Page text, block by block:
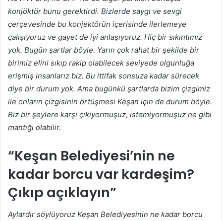
konjöktör bunu gerektirdi. Bizlerde saygı ve sevgi
çerçevesinde bu konjektörün içerisinde ilerlemeye
çalışıyoruz ve gayet de iyi anlaşıyoruz. Hiç bir sıkıntımız
yok. Bugün şartlar böyle. Yarın çok rahat bir şekilde bir
birimiz elini sıkıp rakip olabilecek seviyede olgunluğa
erişmiş insanlarız biz. Bu ittifak sonsuza kadar sürecek
diye bir durum yok. Ama bugünkü şartlarda bizim çizgimiz
ile onların çizgisinin örtüşmesi Keşan için de durum böyle.
Biz bir şeylere karşı çıkıyormuşuz, istemiyormuşuz ne gibi
mantığı olabilir.
“Keşan Belediyesi’nin ne
kadar borcu var kardeşim?
Çıkıp açıklayın”
Aylardır söylüyoruz Keşan Belediyesinin ne kadar borcu